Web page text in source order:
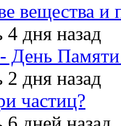
вещества и
4 дня назад
День
2 дня назад
частиц?